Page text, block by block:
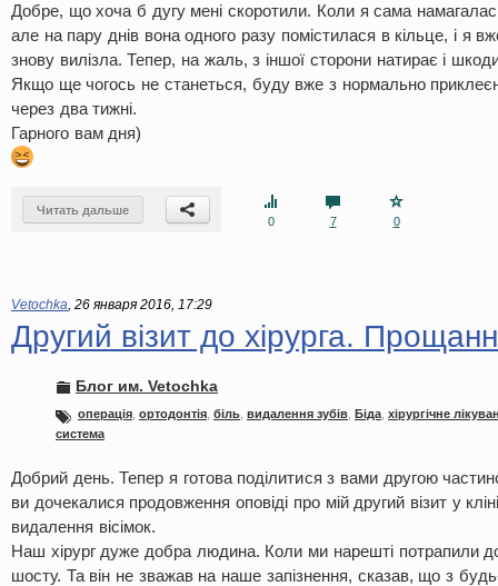
Добре, що хоча б дугу мені скоротили. Коли я сама
але на пару днів вона одного разу помістилася в кільце, і я
знову вилізла. Тепер, на жаль, з іншої сторони натирає і
Якщо ще чогось не станеться, буду вже з нормально
через два тижні.
Гарного вам дня)
Читать дальше
0
7 0
Vetochka, 26 января 2016, 17:29
Другий візит до хірурга.
Блог им. Vetochka
операція ортодонтія біль видалення зубів Біда хірургічне
система
Добрий день. Тепер я готова поділитися з вами другою
ви дочекалися продовження оповіді про мій другий візит у
видалення вісімок.
Наш хірург дуже добра людина. Коли ми нарешті потрапили
шосту. Та він не зважав на наше запізнення, сказав, що з